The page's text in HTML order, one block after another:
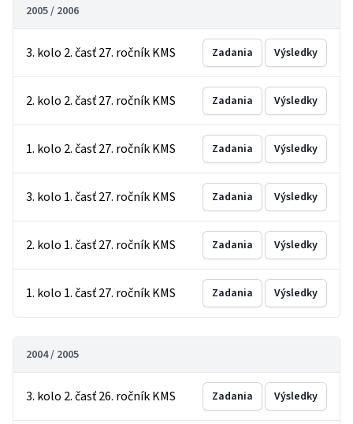
2005 / 2006
3. kolo 2. časť 27. ročník KMS Zadania Výsledky
2. kolo 2. časť 27. ročník KMS Zadania Výsledky
1. kolo 2. časť 27. ročník KMS Zadania Výsledky
3. kolo 1. časť 27. ročník KMS Zadania Výsledky
2. kolo 1. časť 27. ročník KMS Zadania Výsledky
1. kolo 1. časť 27. ročník KMS Zadania Výsledky
2004 / 2005
3. kolo 2. časť 26. ročník KMS Zadania Výsledky